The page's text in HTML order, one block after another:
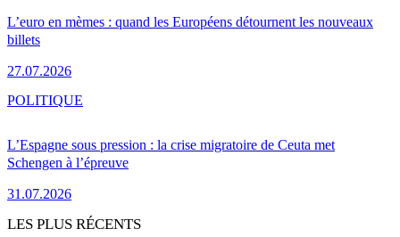
L’euro en mèmes : quand les Européens détournent les nouveaux
billets
27.07.2026
L’Espagne sous pression : la crise migratoire de Ceuta met
Schengen à l’épreuve
31.07.2026
POLITIQUE
LES PLUS RÉCENTS